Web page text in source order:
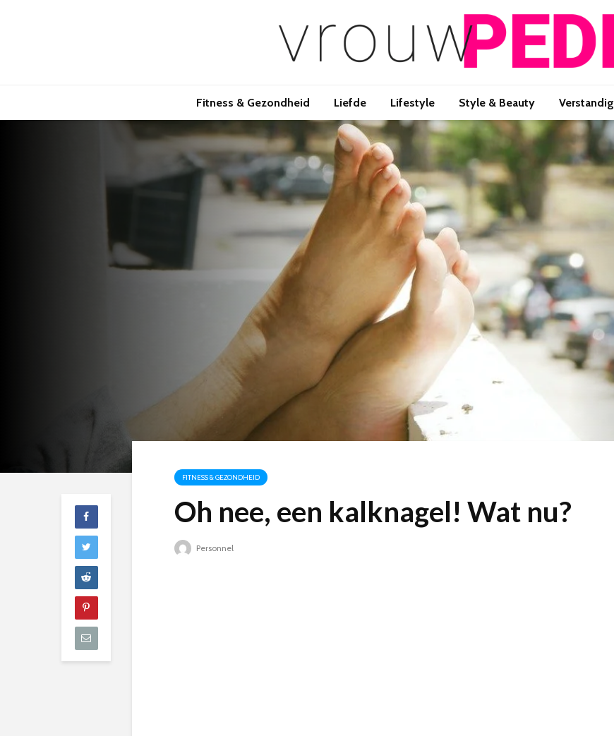
Fitness & Gezondheid Liefde Lifestyle Style & Beauty Verstandig
FITNESS & GEZONDHEID
Oh nee, een kalknagel! Wat nu?
Personnel